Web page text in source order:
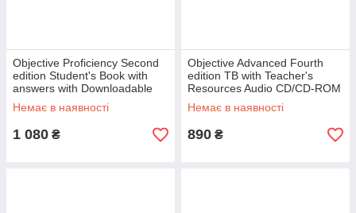
Objective Proficiency Second
edition Student's Book with
answers with Downloadable
Software
Немає в наявності
1 080 ₴
Objective Advanced Fourth
edition TB with Teacher's
Resources Audio CD/CD-ROM
Немає в наявності
890 ₴